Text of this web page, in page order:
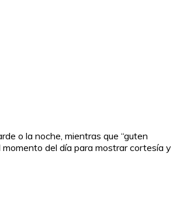
o la noche, mientras que “guten
del día para mostrar cortesía y